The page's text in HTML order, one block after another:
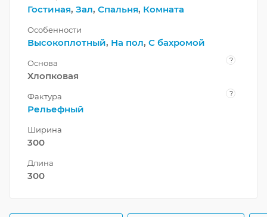
Гостиная, Зал, Спальня, Комната
Особенности
Высокоплотный, На пол, С бахромой
Основа ?
Хлопковая
Фактура ?
Рельефный
Ширина
300
Длина
300